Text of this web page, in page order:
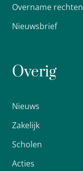
Overname rechten
Nieuwsbrief
Overig
Nieuws
Zakelijk
Scholen
Acties